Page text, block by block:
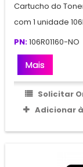
Cartucho do
com 1 unidade
PN:106R01160-NO
Mais
Solicitar
Adicionar